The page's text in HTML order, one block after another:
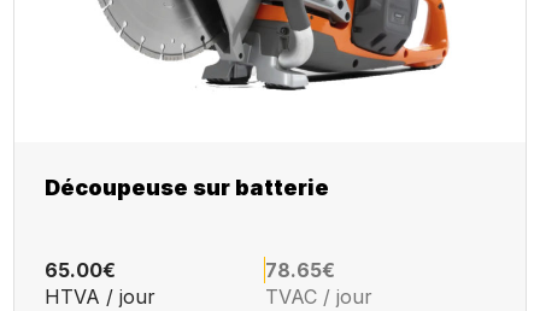
Découpeuse sur batterie
65.00€
78.65€
HTVA / jour
TVAC / jour